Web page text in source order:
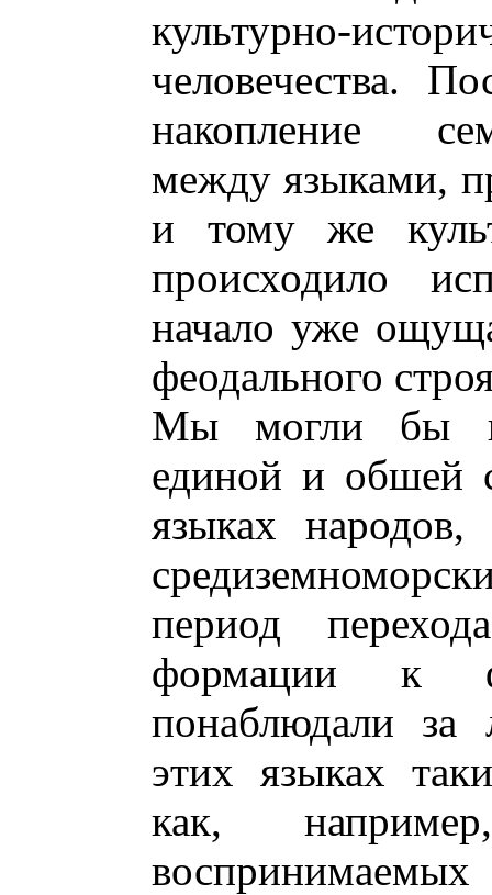
культурно-
человечества.
накопление
между языками,
и тому же
происходило
начало уже
феодального
Мы могли бы
единой и обшей
языках народов,
период
формации к
понаблюдали за
этих языках
как,